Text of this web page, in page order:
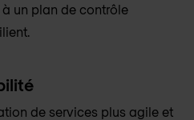
un plan de contrôle
de services plus agile et